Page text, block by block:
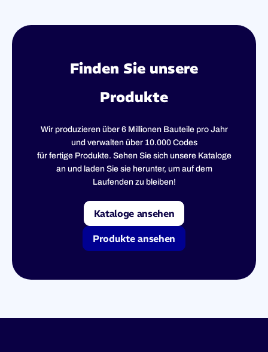
Finden Sie unsere
Produkte
Wir produzieren über 6 Millionen Bauteile pro Jahr
und verwalten über 10.000 Codes
für fertige Produkte. Sehen Sie sich unsere Kataloge
an und laden Sie sie herunter, um auf dem
Laufenden zu bleiben!
Kataloge ansehen
Produkte ansehen